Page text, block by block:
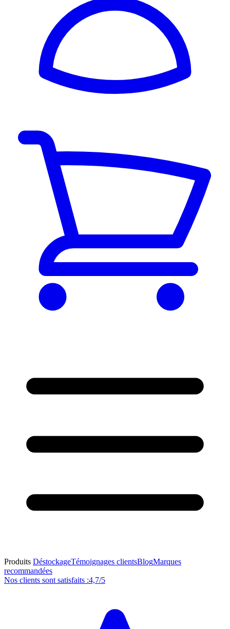
Produits DéstockageTémoignages clientsBlogMarques
recommandées
Nos clients sont satisfaits :4,7/5